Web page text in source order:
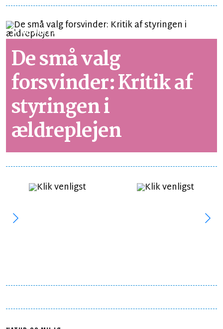
SYNSPUNKTLÆSETID 4 MIN.
De små valg
forsvinder: Kritik af
styringen i
ældreplejen